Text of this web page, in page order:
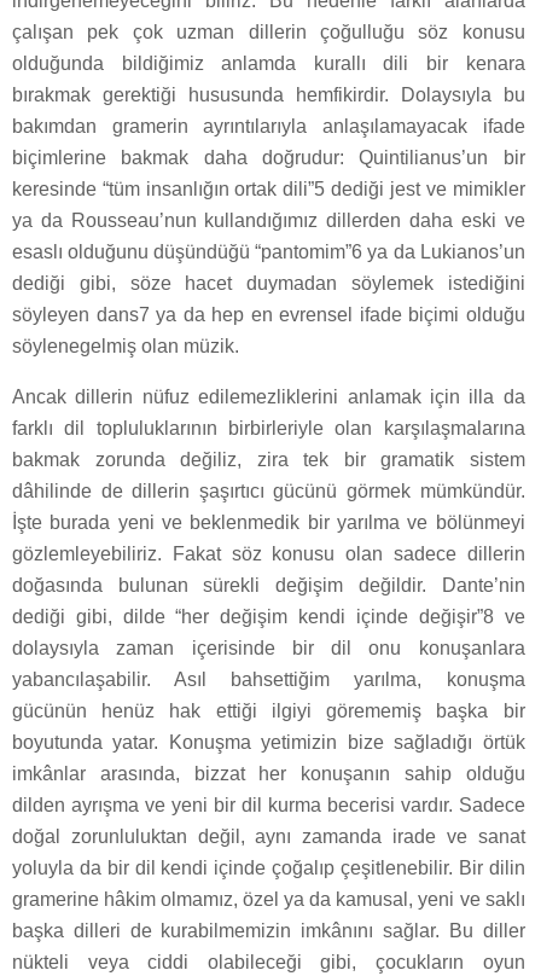
çalışan pek çok uzman dillerin çoğulluğu söz konusu
olduğunda bildiğimiz anlamda kurallı dili bir kenara
bırakmak gerektiği hususunda hemfikirdir. Dolaysıyla bu
bakımdan gramerin ayrıntılarıyla anlaşılamayacak ifade
biçimlerine bakmak daha doğrudur: Quintilianus’un bir
keresinde “tüm insanlığın ortak dili”5 dediği jest ve mimikler
ya da Rousseau’nun kullandığımız dillerden daha eski ve
esaslı olduğunu düşündüğü “pantomim”6 ya da Lukianos’un
dediği gibi, söze hacet duymadan söylemek istediğini
söyleyen dans7 ya da hep en evrensel ifade biçimi olduğu
söylenegelmiş olan müzik.
Ancak dillerin nüfuz edilemezliklerini anlamak için illa da
farklı dil topluluklarının birbirleriyle olan karşılaşmalarına
bakmak zorunda değiliz, zira tek bir gramatik sistem
dâhilinde de dillerin şaşırtıcı gücünü görmek mümkündür.
İşte burada yeni ve beklenmedik bir yarılma ve bölünmeyi
gözlemleyebiliriz. Fakat söz konusu olan sadece dillerin
doğasında bulunan sürekli değişim değildir. Dante’nin
dediği gibi, dilde “her değişim kendi içinde değişir”8 ve
dolaysıyla zaman içerisinde bir dil onu konuşanlara
yabancılaşabilir. Asıl bahsettiğim yarılma, konuşma
gücünün henüz hak ettiği ilgiyi görememiş başka bir
boyutunda yatar. Konuşma yetimizin bize sağladığı örtük
imkânlar arasında, bizzat her konuşanın sahip olduğu
dilden ayrışma ve yeni bir dil kurma becerisi vardır. Sadece
doğal zorunluluktan değil, aynı zamanda irade ve sanat
yoluyla da bir dil kendi içinde çoğalıp çeşitlenebilir. Bir dilin
gramerine hâkim olmamız, özel ya da kamusal, yeni ve saklı
başka dilleri de kurabilmemizin imkânını sağlar. Bu diller
nükteli veya ciddi olabileceği gibi, çocukların oyun